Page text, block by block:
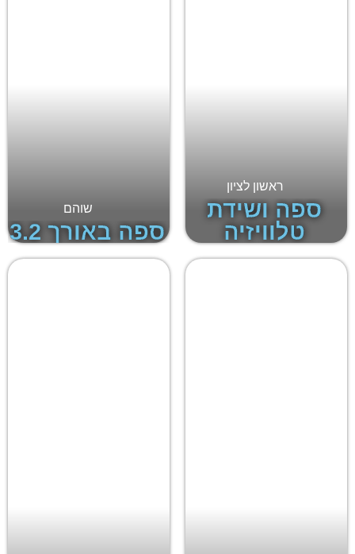
ראשון לציון
ספה ושידת
טלוויזיה
שוהם
ספה באורך 3.2